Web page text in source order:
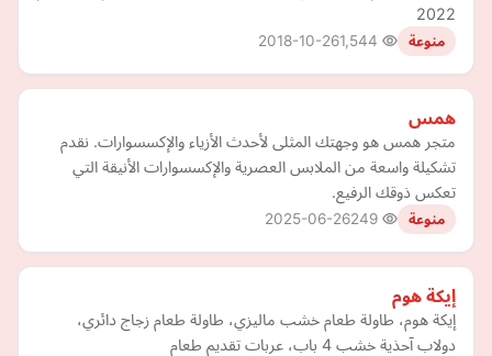
2022
منوعة 2018-10-26
همس
متجر همس هو وجهتك المثلى لأحدث الأزياء والإكسسوارات. نقدم
تشكيلة واسعة من الملابس العصرية والإكسسوارات الأنيقة التي
تعكس ذوقك الرفيع.
منوعة 2025-06-26
إيكة هوم
إيكة هوم، طاولة طعام خشب ماليزي، طاولة طعام زجاج دائري،
دولاب آحذية خشب 4 باب، عربات تقديم طعام